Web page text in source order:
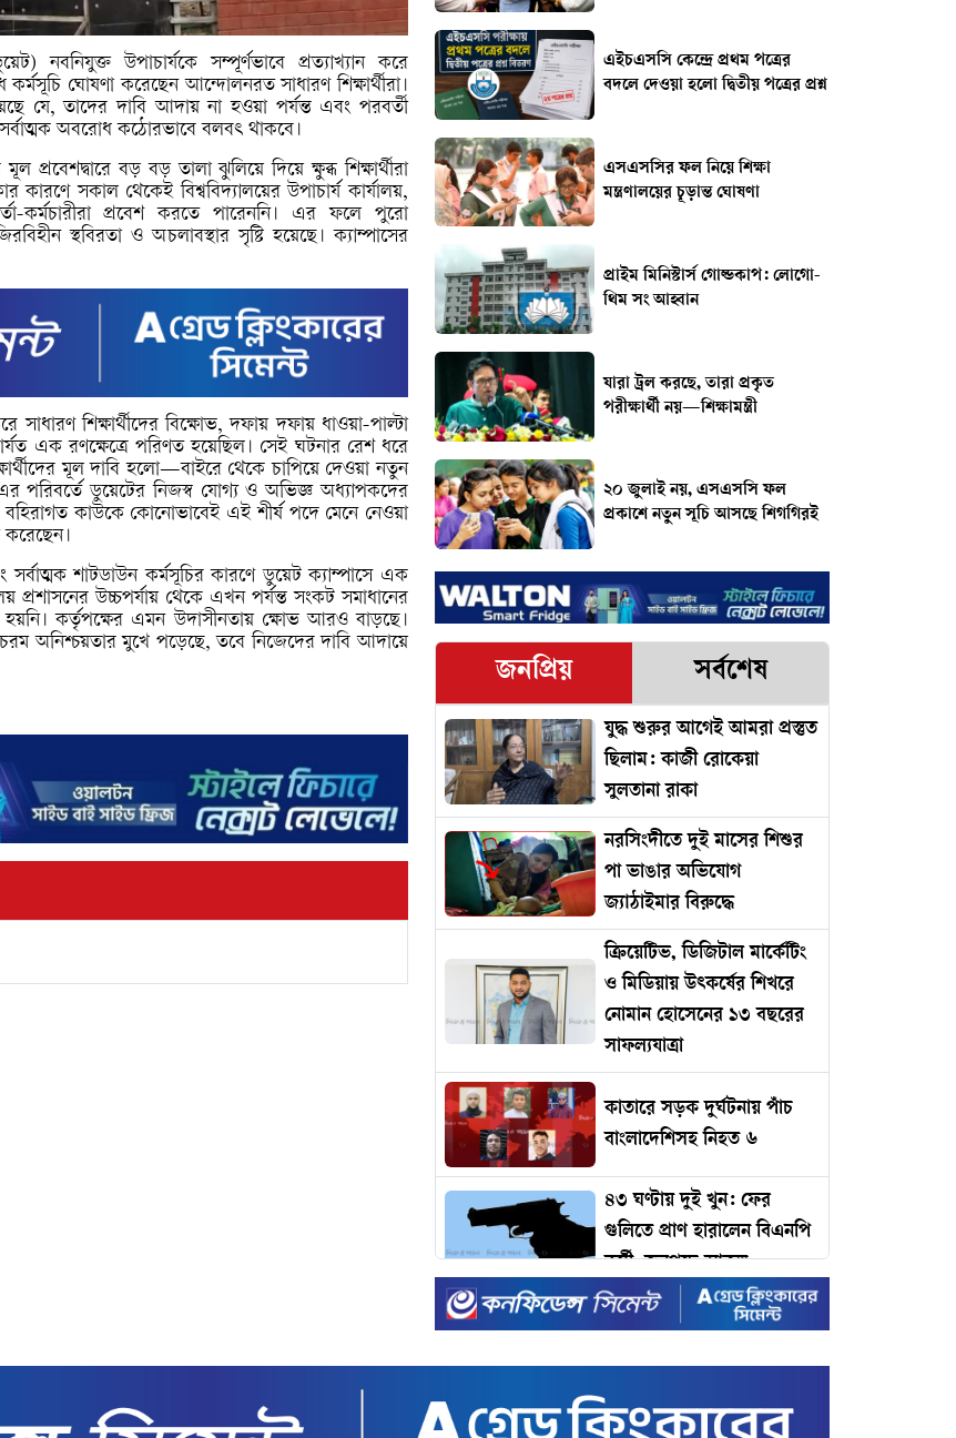
নবনিযুক্ত উপাচার্যকে সম্পূর্ণভাবে প্রত্যাখ্যান করে
কর্মসূচি ঘোষণা করেছেন আন্দোলনরত সাধারণ শিক্ষার্থীরা।
যে, তাদের দাবি আদায় না হওয়া পর্যন্ত এবং পরবর্তী
অবরোধ কঠোরভাবে বলবৎ থাকবে।
প্রবেশদ্বারে বড় বড় তালা ঝুলিয়ে দিয়ে ক্ষুব্ধ শিক্ষার্থীরা
সকাল থেকেই বিশ্ববিদ্যালয়ের উপাচার্য কার্যালয়,
কর্মচারীরা প্রবেশ করতে পারেননি। এর ফলে পুরো
স্থবিরতা ও অচলাবস্থার সৃষ্টি হয়েছে। ক্যাম্পাসের
শিক্ষার্থীদের বিক্ষোভ, দফায় দফায় ধাওয়া-পাল্টা
এক রণক্ষেত্রে পরিণত হয়েছিল। সেই ঘটনার রেশ ধরে
মূল দাবি হলো—বাইরে থেকে চাপিয়ে দেওয়া নতুন
পরিবর্তে ডুয়েটের নিজস্ব যোগ্য ও অভিজ্ঞ অধ্যাপকদের
বহিরাগত কাউকে কোনোভাবেই এই শীর্ষ পদে মেনে নেওয়া
করেছেন।
শাটডাউন কর্মসূচির কারণে ডুয়েট ক্যাম্পাসে এক
প্রশাসনের উচ্চপর্যায় থেকে এখন পর্যন্ত সংকট সমাধানের
কর্তৃপক্ষের এমন উদাসীনতায় ক্ষোভ আরও বাড়ছে।
চরম অনিশ্চয়তার মুখে পড়েছে, তবে নিজেদের দাবি আদায়ে
এইচএসসি কেন্দ্রে প্রথম পত্রের
বদলে দেওয়া হলো দ্বিতীয় পত্রের প্রশ্ন
এসএসসির ফল নিয়ে শিক্ষা
মন্ত্রণালয়ের চূড়ান্ত ঘোষণা
প্রাইম মিনিস্টার্স গোল্ডকাপ: লোগো-
থিম সং আহ্বান
যারা ট্রল করছে, তারা প্রকৃত
পরীক্ষার্থী নয়—শিক্ষামন্ত্রী
২০ জুলাই নয়, এসএসসি ফল
প্রকাশে নতুন সূচি আসছে শিগগিরই
জনপ্রিয় সর্বশেষ
যুদ্ধ শুরুর আগেই আমরা প্রস্তুত
ছিলাম: কাজী রোকেয়া
সুলতানা রাকা
নরসিংদীতে দুই মাসের শিশুর
পা ভাঙার অভিযোগ
জ্যাঠাইমার বিরুদ্ধে
ক্রিয়েটিভ, ডিজিটাল মার্কেটিং
ও মিডিয়ায় উৎকর্ষের শিখরে
নোমান হোসেনের ১৩ বছরের
সাফল্যযাত্রা
কাতারে সড়ক দুর্ঘটনায় পাঁচ
বাংলাদেশিসহ নিহত ৬
৪৩ ঘণ্টায় দুই খুন: ফের
গুলিতে প্রাণ হারালেন বিএনপি
কর্মী, জনপদে আতঙ্ক
ঢাকার যানজট কমাতে
বাইপাস রেলপথের দাবি!